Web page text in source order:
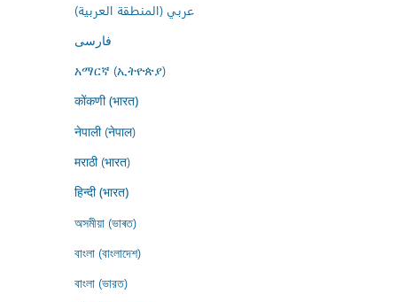
عربي (المنطقة العربية)
فارسى
አማርኛ (ኢትዮጵያ)
कोंकणी (भारत)
नेपाली (नेपाल)
मराठी (भारत)
हिन्दी (भारत)
অসমীয়া (ভাৰত)
বাংলা (বাংলাদেশ)
বাংলা (ভারত)